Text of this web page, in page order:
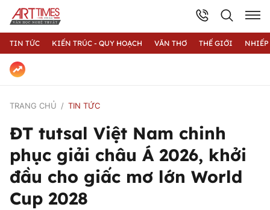
TIN TỨC KIẾN TRÚC - QUY HOẠCH VĂN THƠ THẾ GIỚI
TRANG CHỦ TIN TỨC
ĐT tutsal Việt Nam chinh
phục giải châu Á 2026, khởi
đầu cho giấc mơ lớn World
Cup 2028